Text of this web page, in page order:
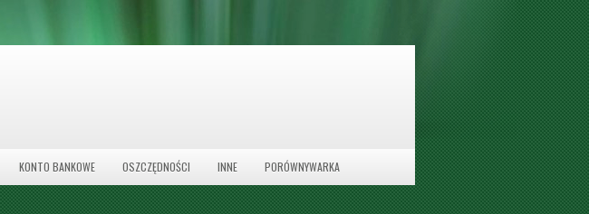
KONTO BANKOWE OSZCZĘDNOŚCI INNE PORÓWNYWARKA